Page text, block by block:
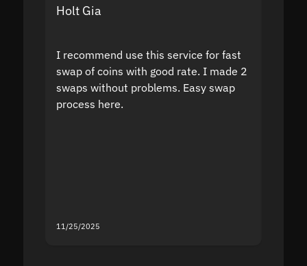
Holt Gia
I recommend use this service for fast
swap of coins with good rate. I made 2
swaps without problems. Easy swap
process here.
11/25/2025